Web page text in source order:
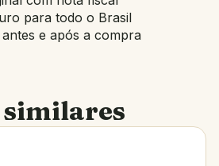
para todo o Brasil
e após a compra